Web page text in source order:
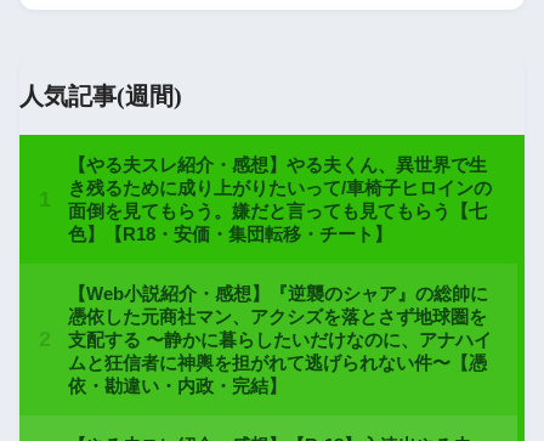
人気記事(週間)